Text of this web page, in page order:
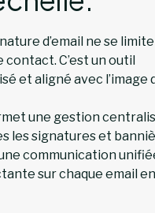
d’email ne se
C’est un outil
et aligné avec l’image
une gestion
les signatures et
communication
sur chaque email